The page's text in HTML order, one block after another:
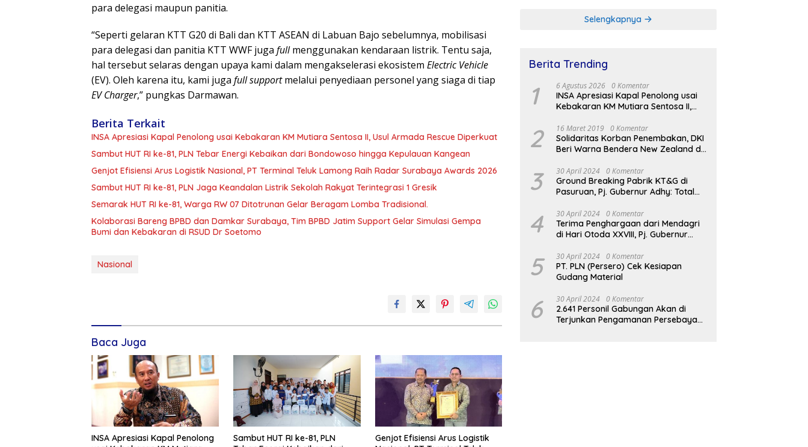
para delegasi maupun panitia.
“Seperti gelaran KTT G20 di Bali dan KTT ASEAN di Labuan Bajo sebelumnya, mobilisasi
para delegasi dan panitia KTT WWF juga fullmenggunakan kendaraan listrik. Tentu saja,
hal tersebut selaras dengan upaya kami dalam mengakselerasi ekosistem Electric Vehicle
(EV). Oleh karena itu, kami juga full supportmelalui penyediaan personel yang siaga di tiap
EV Charger,” pungkas Darmawan.
Berita Terkait
INSA Apresiasi Kapal Penolong usai Kebakaran KM Mutiara Sentosa II, Usul Armada Rescue Diperkuat
Sambut HUT RI ke-81, PLN Tebar Energi Kebaikan dari Bondowoso hingga Kepulauan Kangean
Genjot Efisiensi Arus Logistik Nasional, PT Terminal Teluk Lamong Raih Radar Surabaya Awards 2026
Sambut HUT RI ke-81, PLN Jaga Keandalan Listrik Sekolah Rakyat Terintegrasi 1 Gresik
Semarak HUT RI ke-81, Warga RW 07 Ditotrunan Gelar Beragam Lomba Tradisional.
Kolaborasi Bareng BPBD dan Damkar Surabaya, Tim BPBD Jatim Support Gelar Simulasi Gempa
Bumi dan Kebakaran di RSUD Dr Soetomo
Nasional
Baca Juga
INSA Apresiasi Kapal Penolong
Sambut HUT RI ke-81, PLN
Genjot Efisiensi Arus Logistik
Selengkapnya
Berita Trending
1 6 Agustus 2026 0 Komentar
INSA Apresiasi Kapal Penolong usai
Kebakaran KM Mutiara Sentosa II,
2 16 Maret 2019 0 Komentar
Solidaritas Korban Penembakan, DKI
Beri Warna Bendera New Zealand di
3 30 April 2024 0 Komentar
Ground Breaking Pabrik KT&G di
Pasuruan, Pj. Gubernur Adhy: Total
Serap Ribuan Tenaga Kerja
4 30 April 2024 0 Komentar
Terima Penghargaan dari Mendagri
di Hari Otoda XXVIII, Pj. Gubernur
Reformasi Birokrasi Jadi Kunci
Keberhasilan Jatim
5 30 April 2024 0 Komentar
PT. PLN (Persero) Cek Kesiapan
Gudang Material
6 30 April 2024 0 Komentar
2.641 Personil Gabungan Akan di
Terjunkan Pengamanan Persebaya